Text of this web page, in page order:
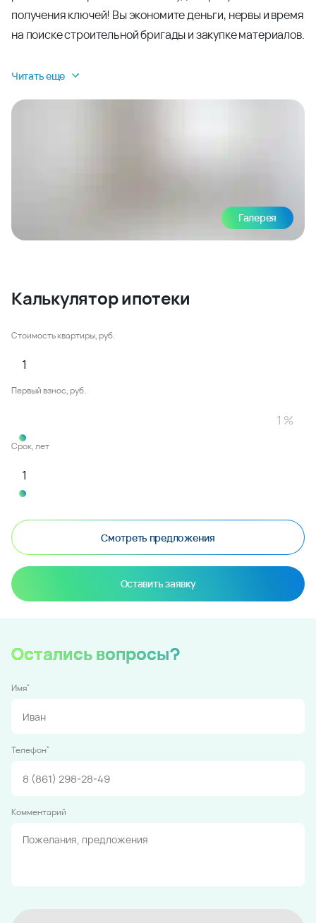
получения ключей! Вы экономите деньги, нервы и время
на поиске строительной бригады и закупке материалов.
Читать еще
Галерея
Калькулятор ипотеки
Стоимость квартиры, руб.
Первый взнос, руб.
Срок, лет
Смотреть предложения
Оставить заявку
Остались вопросы?
Имя*
Телефон*
Комментарий